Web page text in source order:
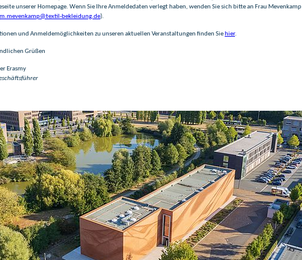
unserer Homepage. Wenn Sie Ihre Anmeldedaten verlegt haben, wenden Sie sich bitte an Frau Mevenkamp
m.mevenkamp@textil-bekleidung.de).
und Anmeldemöglichkeiten zu unseren aktuellen Veranstaltungen finden Sie hier.
Grüßen
Erasmy